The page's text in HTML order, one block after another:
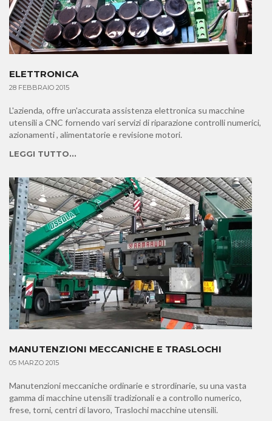
presso la Vostra sede in tutta ITALIA
ELETTRONICA
28 FEBBRAIO 2015
L'azienda, offre un'accurata assistenza elettronica su macchine
utensili a CNC fornendo vari servizi di riparazione controlli numerici,
azionamenti , alimentatorie e revisione motori.
LEGGI TUTTO...
MANUTENZIONI MECCANICHE E TRASLOCHI
05 MARZO 2015
Manutenzioni meccaniche ordinarie e strordinarie, su una vasta
gamma di macchine utensili tradizionali e a controllo numerico,
frese, torni, centri di lavoro, Traslochi macchine utensili.